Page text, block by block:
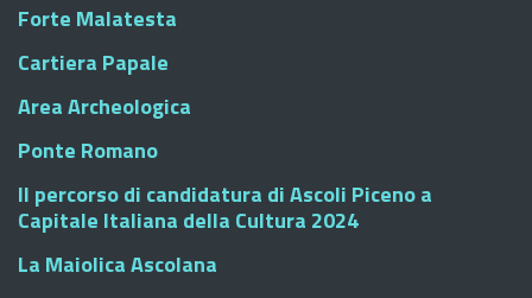
Forte Malatesta
Cartiera Papale
Area Archeologica
Ponte Romano
Il percorso di candidatura di Ascoli Piceno a
Capitale Italiana della Cultura 2024
La Maiolica Ascolana